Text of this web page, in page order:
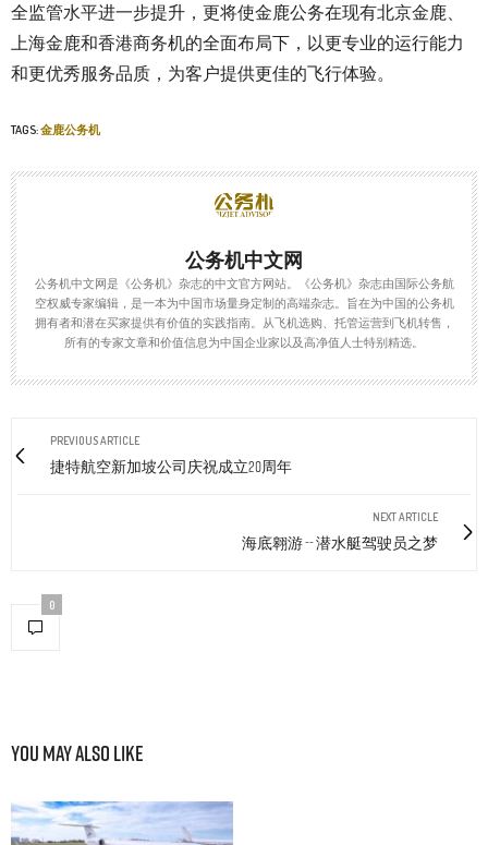
全监管水平进一步提升，更将使金鹿公务在现有北京金鹿、
上海金鹿和香港商务机的全面布局下，以更专业的运行能力
和更优秀服务品质，为客户提供更佳的飞行体验。
TAGS:金鹿公务机
公务机中文网
公务机中文网是《公务机》杂志的中文官方网站。《公务机》杂志由国际公务航
空权威专家编辑，是一本为中国市场量身定制的高端杂志。旨在为中国的公务机
拥有者和潜在买家提供有价值的实践指南。从飞机选购、托管运营到飞机转售，
所有的专家文章和价值信息为中国企业家以及高净值人士特别精选。
PREVIOUS ARTICLE
捷特航空新加坡公司庆祝成立20周年
NEXT ARTICLE
海底翱游 -- 潜水艇驾驶员之梦
0
You May Also Like